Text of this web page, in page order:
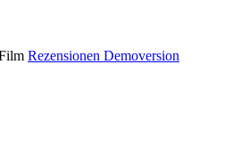
Rezensionen Demoversion